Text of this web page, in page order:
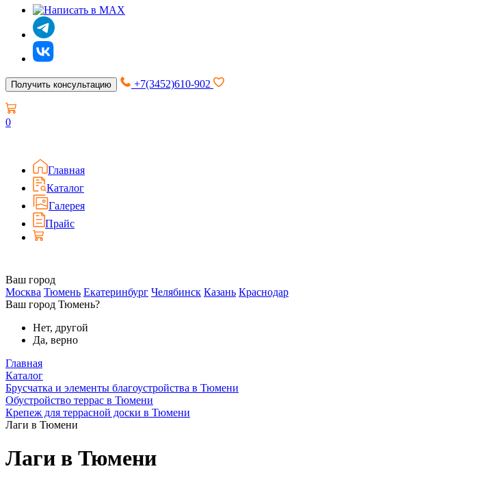
Получить консультацию +7(3452)610-902
0
Главная
Каталог
Галерея
Прайс
Ваш город
Москва Тюмень Екатеринбург Челябинск Казань Краснодар
Ваш город Тюмень?
Нет, другой
Да, верно
Главная
Каталог
Брусчатка и элементы благоустройства в Тюмени
Обустройство террас в Тюмени
Крепеж для террасной доски в Тюмени
Лаги в Тюмени
Лаги в Тюмени